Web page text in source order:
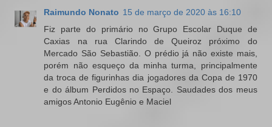
Raimundo Nonato 15 de março de 2020 às 16:10
Fiz parte do primário no Grupo Escolar Duque de
Caxias na rua Clarindo de Queiroz próximo do
Mercado São Sebastião. O prédio já não existe mais,
porém não esqueço da minha turma, principalmente
da troca de figurinhas dia jogadores da Copa de 1970
e do álbum Perdidos no Espaço. Saudades dos meus
amigos Antonio Eugênio e Maciel